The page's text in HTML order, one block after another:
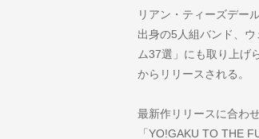
リアン・ティーズデー
出身の5人組バンド、
ム37選」にも取り上げ
からリリースされる。
最新作リリースに合わ
「YO!GAKU TO THE